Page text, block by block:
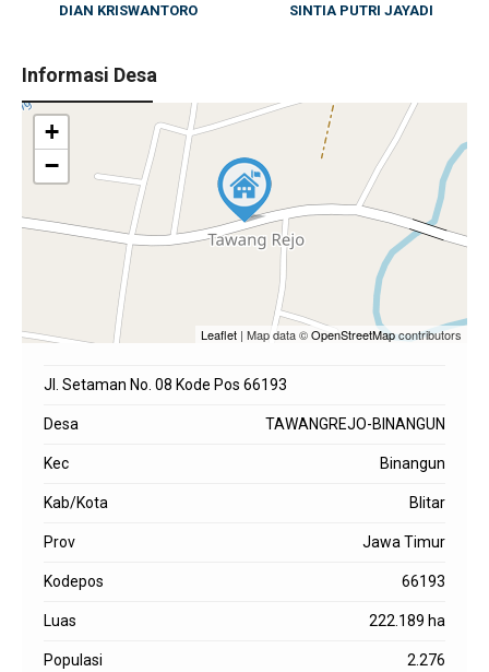
SINTIA PUTRI JAYADI MUNIP
Informasi Desa
+
−
Leaflet | Map data ©OpenStreetMapcontributors
Jl. Setaman No. 08 Kode Pos 66193
Desa TAWANGREJO-BINANGUN
Kec Binangun
Kab/Kota Blitar
Prov Jawa Timur
Kodepos 66193
Luas 222.189 ha
Populasi 2.276